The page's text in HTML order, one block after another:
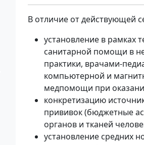
В отличие от действующей
установление в рамках
санитарной помощи в
практики, врачами-
компьютерной и
медпомощи при
конкретизацию
прививок (бюджетные
органов и тканей
установление средних